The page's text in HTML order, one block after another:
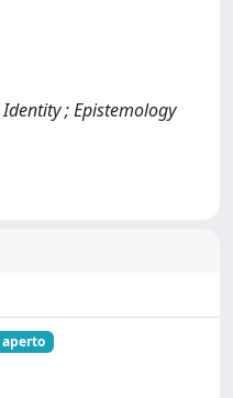
; Epistemology
aperto